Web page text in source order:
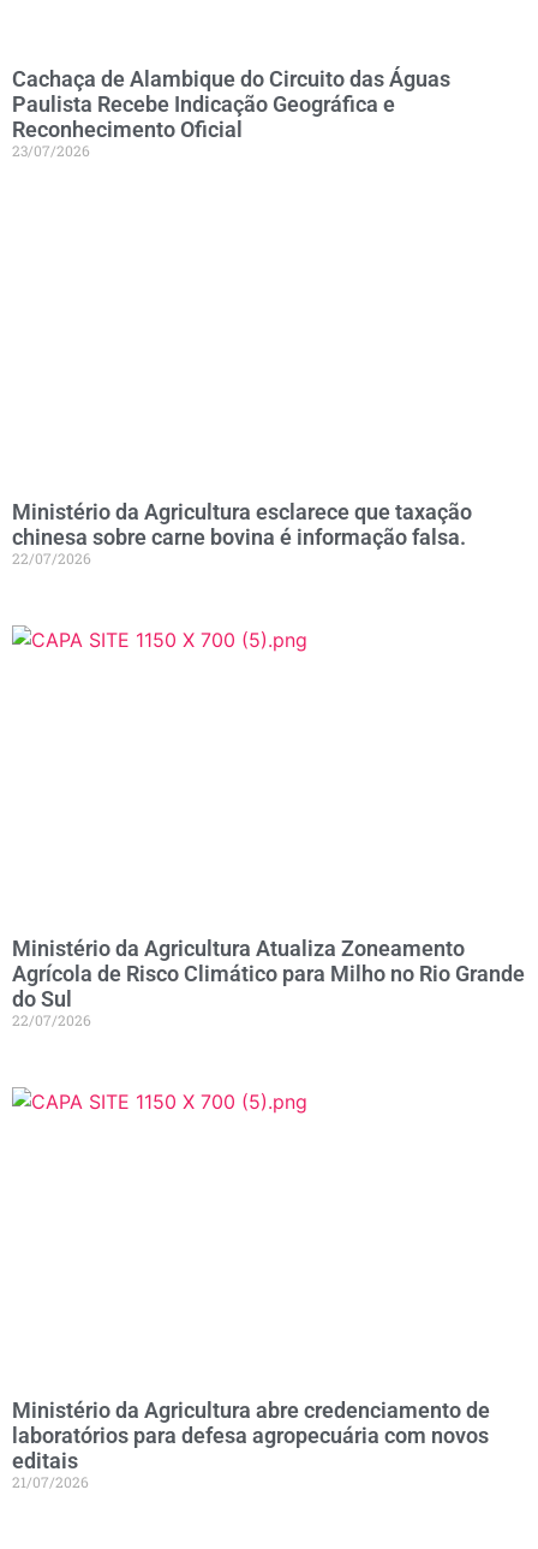
Cachaça de Alambique do Circuito das Águas
Paulista Recebe Indicação Geográfica e
Reconhecimento Oficial
23/07/2026
Ministério da Agricultura esclarece que taxação
chinesa sobre carne bovina é informação falsa.
22/07/2026
Ministério da Agricultura Atualiza Zoneamento
Agrícola de Risco Climático para Milho no Rio Grande
do Sul
22/07/2026
Ministério da Agricultura abre credenciamento de
laboratórios para defesa agropecuária com novos
editais
21/07/2026